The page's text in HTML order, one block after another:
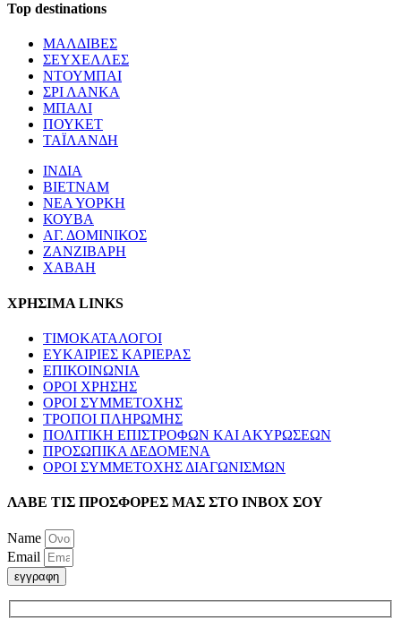
Top destinations
ΜΑΛΔΙΒΕΣ
ΣΕΥΧΕΛΛΕΣ
ΝΤΟΥΜΠΑΙ
ΣΡΙ ΛΑΝΚΑ
ΜΠΑΛΙ
ΠΟΥΚΕΤ
ΤΑΪΛΑΝΔΗ
ΙΝΔΙΑ
ΒΙΕΤΝΑΜ
ΝΕΑ ΥΟΡΚΗ
ΚΟΥΒΑ
ΑΓ. ΔΟΜΙΝΙΚΟΣ
ΖΑΝΖΙΒΑΡΗ
ΧΑΒΑΗ
ΧΡΗΣΙΜΑ LINKS
ΤΙΜΟΚΑΤΑΛΟΓΟΙ
ΕΥΚΑΙΡΙΕΣ ΚΑΡΙΕΡΑΣ
ΕΠΙΚΟΙΝΩΝΙΑ
ΟΡΟΙ ΧΡΗΣΗΣ
ΟΡΟΙ ΣΥΜΜΕΤΟΧΗΣ
ΤΡΟΠΟΙ ΠΛΗΡΩΜΗΣ
ΠΟΛΙΤΙΚΗ ΕΠΙΣΤΡΟΦΩΝ ΚΑΙ ΑΚΥΡΩΣΕΩΝ
ΠΡΟΣΩΠΙΚΑ ΔΕΔΟΜΕΝΑ
ΟΡΟΙ ΣΥΜΜΕΤΟΧΗΣ ΔΙΑΓΩΝΙΣΜΩΝ
ΛΑΒΕ ΤΙΣ ΠΡΟΣΦΟΡΕΣ ΜΑΣ ΣΤΟ ΙΝΒΟΧ ΣΟΥ
Name
Email
εγγραφη